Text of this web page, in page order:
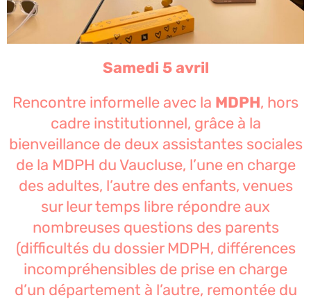
Samedi 5 avril
Rencontre informelle avec la MDPH, hors
cadre institutionnel, grâce à la
bienveillance de deux assistantes sociales
de la MDPH du Vaucluse, l’une en charge
des adultes, l’autre des enfants, venues
sur leur temps libre répondre aux
nombreuses questions des parents
(difficultés du dossier MDPH, différences
incompréhensibles de prise en charge
d’un département à l’autre, remontée du